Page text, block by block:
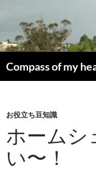
ン
ツ
へ
プ
Compass of my
索
お役立ち豆知識
ホームシ
い〜！